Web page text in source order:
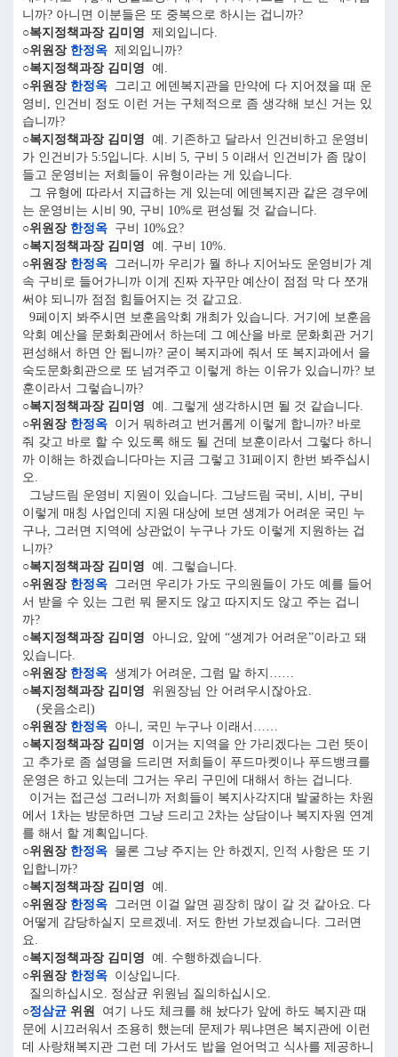
니까? 아니면 이분들은 또 중복으로 하시는 겁니까?
○복지정책과장 김미영 제외입니다.
○위원장 한정옥 제외입니까?
○복지정책과장 김미영 예.
○위원장 한정옥 그리고 에덴복지관을 만약에 다 지어졌을 때 운
영비, 인건비 정도 이런 거는 구체적으로 좀 생각해 보신 거는 있
습니까?
○복지정책과장 김미영 예. 기존하고 달라서 인건비하고 운영비
가 인건비가 5:5입니다. 시비 5, 구비 5 이래서 인건비가 좀 많이
들고 운영비는 저희들이 유형이라는 게 있습니다.
그 유형에 따라서 지급하는 게 있는데 에덴복지관 같은 경우에
는 운영비는 시비 90, 구비 10%로 편성될 것 같습니다.
○위원장 한정옥 구비 10%요?
○복지정책과장 김미영 예. 구비 10%.
○위원장 한정옥 그러니까 우리가 뭘 하나 지어놔도 운영비가 계
속 구비로 들어가니까 이게 진짜 자꾸만 예산이 점점 막 다 쪼개
써야 되니까 점점 힘들어지는 것 같고요.
9페이지 봐주시면 보훈음악회 개최가 있습니다. 거기에 보훈음
악회 예산을 문화회관에서 하는데 그 예산을 바로 문화회관 거기
편성해서 하면 안 됩니까? 굳이 복지과에 줘서 또 복지과에서 을
숙도문화회관으로 또 넘겨주고 이렇게 하는 이유가 있습니까? 보
훈이라서 그렇습니까?
○복지정책과장 김미영 예. 그렇게 생각하시면 될 것 같습니다.
○위원장 한정옥 이거 뭐하려고 번거롭게 이렇게 합니까? 바로
줘 갖고 바로 할 수 있도록 해도 될 건데 보훈이라서 그렇다 하니
까 이해는 하겠습니다마는 지금 그렇고 31페이지 한번 봐주십시
오.
그냥드림 운영비 지원이 있습니다. 그냥드림 국비, 시비, 구비
이렇게 매칭 사업인데 지원 대상에 보면 생계가 어려운 국민 누
구나, 그러면 지역에 상관없이 누구나 가도 이렇게 지원하는 겁
니까?
○복지정책과장 김미영 예. 그렇습니다.
○위원장 한정옥 그러면 우리가 가도 구의원들이 가도 예를 들어
서 받을 수 있는 그런 뭐 묻지도 않고 따지지도 않고 주는 겁니
까?
○복지정책과장 김미영 아니요, 앞에 “생계가 어려운”이라고 돼
있습니다.
○위원장 한정옥 생계가 어려운, 그럼 말 하지……
○복지정책과장 김미영 위원장님 안 어려우시잖아요.
(웃음소리)
○위원장 한정옥 아니, 국민 누구나 이래서……
○복지정책과장 김미영 이거는 지역을 안 가리겠다는 그런 뜻이
고 추가로 좀 설명을 드리면 저희들이 푸드마켓이나 푸드뱅크를
운영은 하고 있는데 그거는 우리 구민에 대해서 하는 겁니다.
이거는 접근성 그러니까 저희들이 복지사각지대 발굴하는 차원
에서 1차는 방문하면 그냥 드리고 2차는 상담이나 복지자원 연계
를 해서 할 계획입니다.
○위원장 한정옥 물론 그냥 주지는 안 하겠지, 인적 사항은 또 기
입합니까?
○복지정책과장 김미영 예.
○위원장 한정옥 그러면 이걸 알면 굉장히 많이 갈 것 같아요. 다
어떻게 감당하실지 모르겠네. 저도 한번 가보겠습니다. 그러면
요.
○복지정책과장 김미영 예. 수행하겠습니다.
○위원장 한정옥 이상입니다.
질의하십시오. 정삼균 위원님 질의하십시오.
○정삼균 위원
여기 나도 체크를 해 놨다가 앞에 하도 복지관 때
문에 시끄러워서 조용히 했는데 문제가 뭐냐면은 복지관에 이런
데 사랑채복지관 그런 데 가서도 밥을 얻어먹고 식사를 제공하니